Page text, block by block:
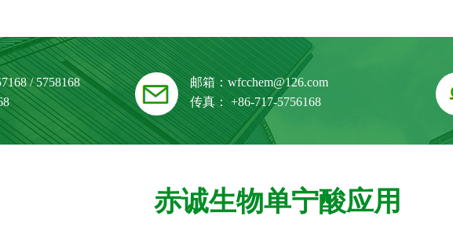
/ 5758168
邮箱：wfcchem@126.com
传真： +86-717-5756168
赤诚生物单宁酸应用